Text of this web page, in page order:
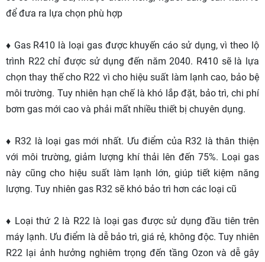
để đưa ra lựa chọn phù hợp
♦ Gas R410 là loại gas được khuyến cáo sử dụng, vì theo lộ
trình R22 chỉ được sử dụng đến năm 2040. R410 sẽ là lựa
chọn thay thế cho R22 vì cho hiệu suất làm lạnh cao, bảo bệ
môi trường. Tuy nhiên hạn chế là khó lắp đặt, bảo trì, chi phí
bơm gas mới cao và phải mất nhiều thiết bị chuyên dụng.
♦ R32 là loại gas mới nhất. Ưu điểm của R32 là thân thiện
với môi trường, giảm lượng khí thải lên đến 75%. Loại gas
này cũng cho hiệu suất làm lạnh lớn, giúp tiết kiệm năng
lượng. Tuy nhiên gas R32 sẽ khó bảo trì hơn các loại cũ
♦ Loại thứ 2 là R22 là loại gas được sử dụng đầu tiên trên
máy lạnh. Ưu điểm là dễ bảo trì, giá rẻ, không độc. Tuy nhiên
R22 lại ảnh hưởng nghiêm trọng đến tầng Ozon và dễ gây